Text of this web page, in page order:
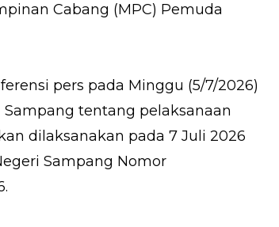
Cabang (MPC) Pemuda
pers pada Minggu (5/7/2026)
tentang pelaksanaan
dilaksanakan pada 7 Juli 2026
Sampang Nomor